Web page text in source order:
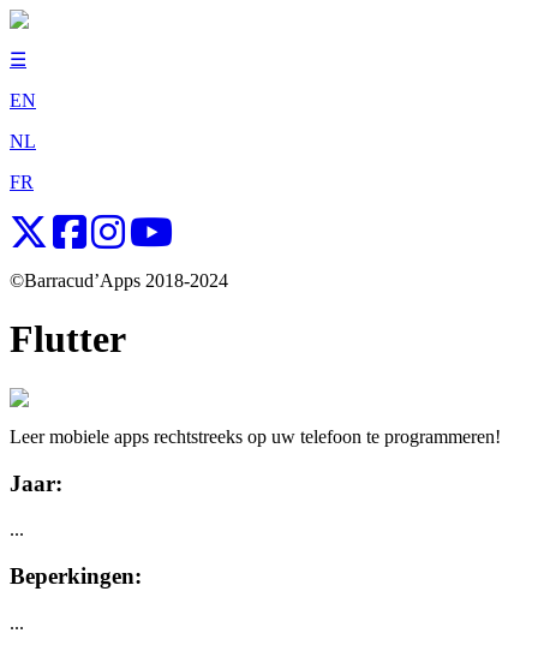
☰
EN
NL
FR
©Barracud’Apps 2018-2024
Flutter
Leer mobiele apps rechtstreeks op uw telefoon te programmeren!
Jaar:
...
Beperkingen:
...